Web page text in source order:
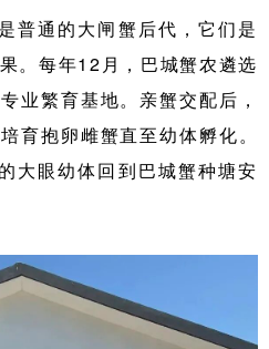
普通的大闸蟹后代，它们是
。每年12月，巴城蟹农遴选
业繁育基地。亲蟹交配后，
育抱卵雌蟹直至幼体孵化。
大眼幼体回到巴城蟹种塘安